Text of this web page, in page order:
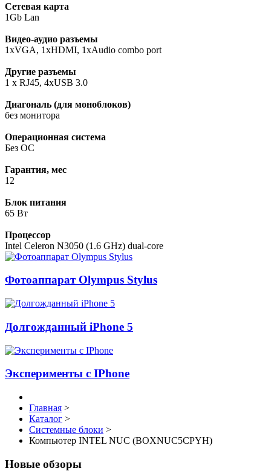
Сетевая карта
1Gb Lan
Видео-аудио разъемы
1xVGA, 1xHDMI, 1хAudio combo port
Другие разъемы
1 x RJ45, 4xUSB 3.0
Диагональ (для моноблоков)
без монитора
Операционная система
Без ОС
Гарантия, мес
12
Блок питания
65 Вт
Процессор
Intel Celeron N3050 (1.6 GHz) dual-core
Фотоаппарат Olympus Stylus
Долгожданный iPhone 5
Эксперименты с IPhone
Главная >
Каталог >
Системные блоки >
Компьютер INTEL NUC (BOXNUC5CPYH)
Новые обзоры